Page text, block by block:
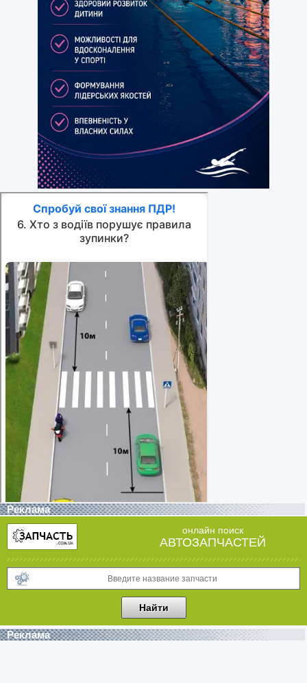
Реклама
онлайн поиск
АВТОЗАПЧАСТЕЙ
Реклама